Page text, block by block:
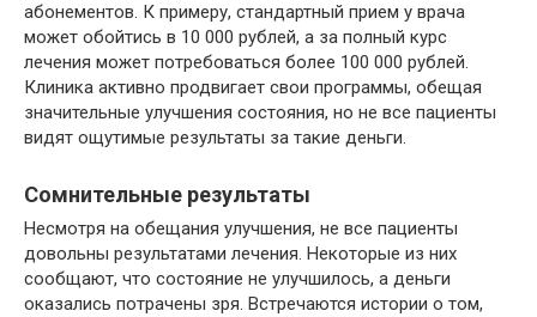
абонементов. К примеру, стандартный прием у врача
может обойтись в 10 000 рублей, а за полный курс
лечения может потребоваться более 100 000 рублей​.
Клиника активно продвигает свои программы, обещая
значительные улучшения состояния, но не все пациенты
видят ощутимые результаты за такие деньги​.
Сомнительные результаты
Несмотря на обещания улучшения, не все пациенты
довольны результатами лечения. Некоторые из них
сообщают, что состояние не улучшилось, а деньги
оказались потрачены зря. Встречаются истории о том,